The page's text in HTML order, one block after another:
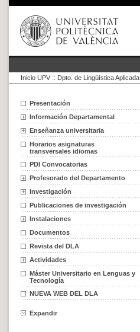
Inicio UPV :: Dpto. de Lingüística Aplicada
Presentación
Información Departamental
Enseñanza universitaria
Horarios asignaturas
transversales idiomas
PDI Convocatorias
Profesorado del Departamento
Investigación
Publicaciones de investigación
Instalaciones
Documentos
Revista del DLA
Actividades
Máster Universitario en Lenguas y
Tecnología
NUEVA WEB DEL DLA
Expandir